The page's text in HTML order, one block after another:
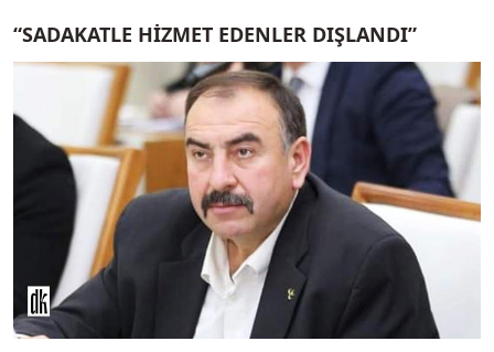
“SADAKATLE HİZMET EDENLER DIŞLANDI”